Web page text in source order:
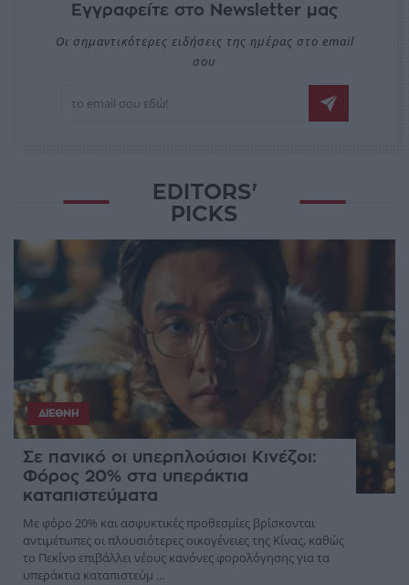
Εγγραφείτε στο Newsletter μας
Οι σημαντικότερες ειδήσεις της ημέρας στο email
σου
EDITORS'
PICKS
ΔΙΕΘΝΉ
Σε πανικό οι υπερπλούσιοι Κινέζοι:
Φόρος 20% στα υπεράκτια
καταπιστεύματα
Με φόρο 20% και ασφυκτικές προθεσμίες βρίσκονται
αντιμέτωπες οι πλουσιότερες οικογένειες της Κίνας, καθώς
το Πεκίνο επιβάλλει νέους κανόνες φορολόγησης για τα
υπεράκτια καταπιστεύμ ...